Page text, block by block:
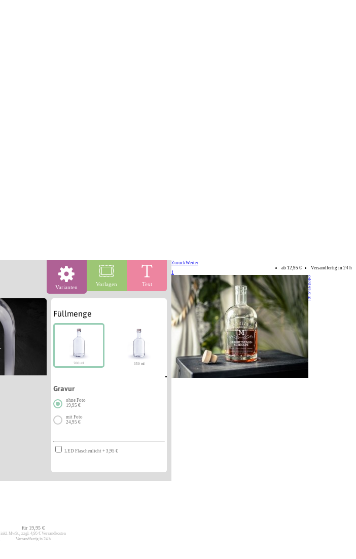
ab 12,95 € Versandfertig in 24 h
Varianten Vorlagen Text
Füllmenge
700 ml 350 ml
Gravur
ohne Foto
19,95 €
mit Foto
24,95 €
LED Flaschenlicht + 3,95 €
ZurückWeiter
1
2
3
4
5
6
für 19,95 €
inkl. MwSt., zzgl. 4,95 €Versandkosten
Versandfertig in 24 h